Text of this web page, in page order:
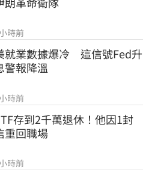
時前
就業數據爆冷　這信號Fed升
警報降溫
時前
存到2千萬退休！他因1封
重回職場
時前